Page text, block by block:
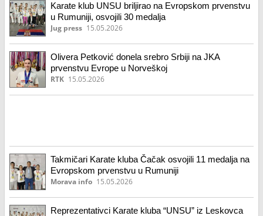
Karate klub UNSU briljirao na Evropskom prvenstvu
u Rumuniji, osvojili 30 medalja
Jug press 15.05.2026
Olivera Petković donela srebro Srbiji na JKA
prvenstvu Evrope u Norveškoj
RTK 15.05.2026
Takmičari Karate kluba Čačak osvojili 11 medalja na
Evropskom prvenstvu u Rumuniji
Morava info 15.05.2026
Reprezentativci Karate kluba “UNSU” iz Leskovca